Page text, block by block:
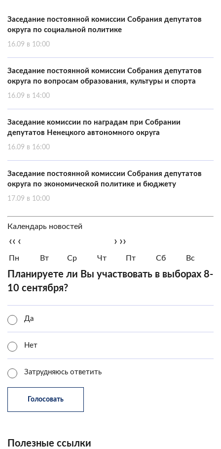
Заседание постоянной комиссии Собрания депутатов
округа по социальной политике
16.09 в 10:00
Заседание постоянной комиссии Собрания депутатов
округа по вопросам образования, культуры и спорта
16.09 в 14:00
Заседание комиссии по наградам при Собрании
депутатов Ненецкого автономного округа
16.09 в 16:00
Заседание постоянной комиссии Собрания депутатов
округа по экономической политике и бюджету
17.09 в 10:00
Календарь новостей
‹‹ ‹ › ››
Пн Вт Ср Чт Пт Сб Вс
Планируете ли Вы участвовать в выборах 8-
10 сентября?
Да
Нет
Затрудняюсь ответить
Полезные ссылки